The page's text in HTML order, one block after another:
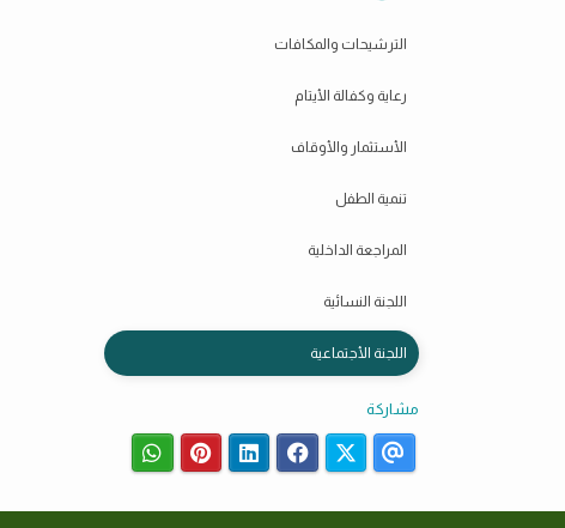
الترشيحات والمكافات
رعاية وكفالة الأيتام
الأستثمار والأوقاف
تنمية الطفل
المراجعة الداخلية
اللجنة النسائية
اللجنة الأجتماعية
مشاركة